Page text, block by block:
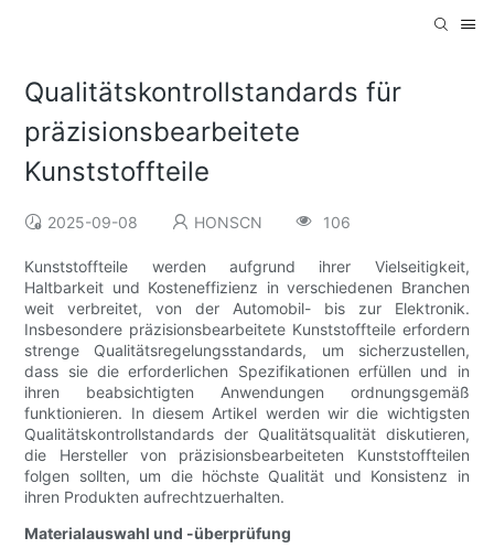
Qualitätskontrollstandards für
präzisionsbearbeitete
Kunststoffteile
2025-09-08 HONSCN 106
Kunststoffteile werden aufgrund ihrer Vielseitigkeit,
Haltbarkeit und Kosteneffizienz in verschiedenen Branchen
weit verbreitet, von der Automobil- bis zur Elektronik.
Insbesondere präzisionsbearbeitete Kunststoffteile erfordern
strenge Qualitätsregelungsstandards, um sicherzustellen,
dass sie die erforderlichen Spezifikationen erfüllen und in
ihren beabsichtigten Anwendungen ordnungsgemäß
funktionieren. In diesem Artikel werden wir die wichtigsten
Qualitätskontrollstandards der Qualitätsqualität diskutieren,
die Hersteller von präzisionsbearbeiteten Kunststoffteilen
folgen sollten, um die höchste Qualität und Konsistenz in
ihren Produkten aufrechtzuerhalten.
Materialauswahl und -überprüfung